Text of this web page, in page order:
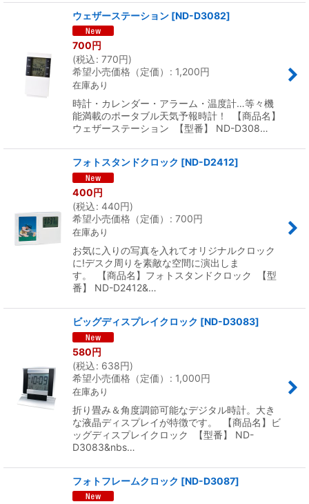
ウェザーステーション [ND-D3082]
700円
(税込: 770円)
希望小売価格（定価）
: 1,200円
在庫あり
時計・カレンダー・アラーム・温度計…等々機
能満載のポータブル天気予報時計！ 【商品名】
ウェザーステーション 【型番】 ND-D308…
フォトスタンドクロック [ND-D2412]
400円
(税込: 440円)
希望小売価格（定価）
: 700円
在庫あり
お気に入りの写真を入れてオリジナルクロック
に!デスク周りを素敵な空間に演出しま
す。 【商品名】フォトスタンドクロック 【型
番】 ND-D2412&…
ビッグディスプレイクロック [ND-D3083]
580円
(税込: 638円)
希望小売価格（定価）
: 1,000円
在庫あり
折り畳み＆角度調節可能なデジタル時計。大き
な液晶ディスプレイが特徴です。 【商品名】ビ
ッグディスプレイクロック 【型番】 ND-
D3083&nbs…
フォトフレームクロック [ND-D3087]